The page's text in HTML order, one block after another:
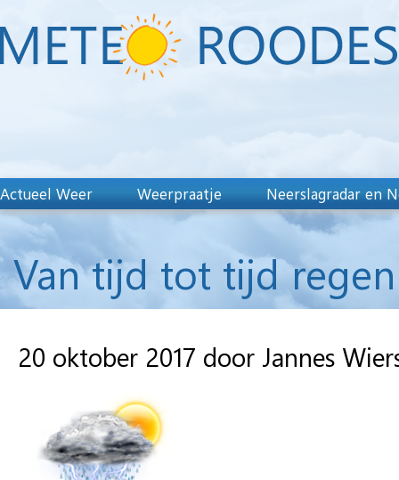
Actueel Weer Weerpraatje Neerslagradar en
Van tijd tot tijd
20 oktober 2017 door Jannes